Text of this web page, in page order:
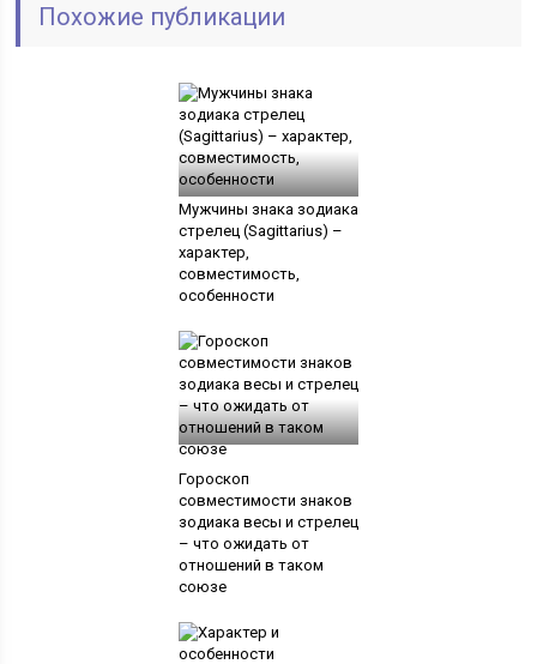
Похожие публикации
Мужчины знака зодиака
стрелец (Sagittarius) –
характер,
совместимость,
особенности
Гороскоп
совместимости знаков
зодиака весы и стрелец
– что ожидать от
отношений в таком
союзе